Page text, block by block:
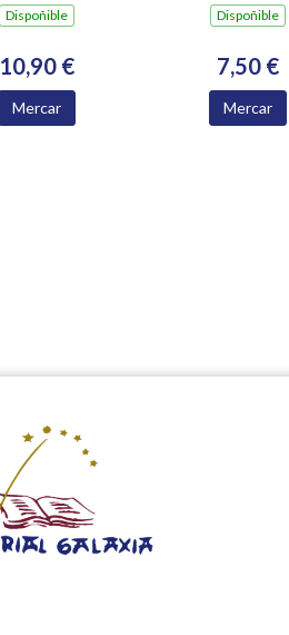
1997)
Dispoñible
10,90 €
Mercar
Dispoñible
7,50 €
Mercar